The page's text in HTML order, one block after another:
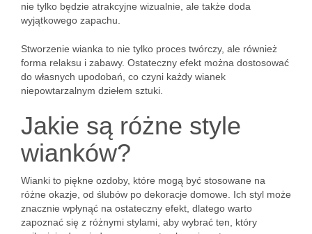
nie tylko będzie atrakcyjne wizualnie, ale także doda
wyjątkowego zapachu.
Stworzenie wianka to nie tylko proces twórczy, ale również
forma relaksu i zabawy. Ostateczny efekt można dostosować
do własnych upodobań, co czyni każdy wianek
niepowtarzalnym dziełem sztuki.
Jakie są różne style
wianków?
Wianki to piękne ozdoby, które mogą być stosowane na
różne okazje, od ślubów po dekoracje domowe. Ich styl może
znacznie wpłynąć na ostateczny efekt, dlatego warto
zapoznać się z różnymi stylami, aby wybrać ten, który